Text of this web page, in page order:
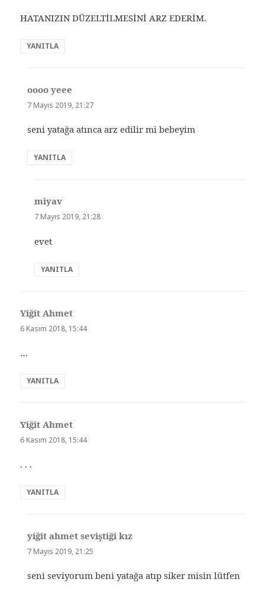
HATANIZIN DÜZELTİLMESİNİ ARZ EDERİM.
YANITLA
oooo yeee
ki:
7 Mayıs 2019, 21:27
seni yatağa atınca arz edilir mi bebeyim
YANITLA
miyav
ki:
7 Mayıs 2019, 21:28
evet
YANITLA
Yiğit Ahmet
ki:
6 Kasım 2018, 15:44
…
YANITLA
Yiğit Ahmet
ki:
6 Kasım 2018, 15:44
. . .
YANITLA
yiğit ahmet seviştiği kız
7 Mayıs 2019, 21:25
seni seviyorum beni yatağa atıp siker misin lütfen